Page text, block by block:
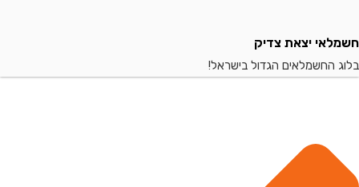
יצאת צדיק
הגדול בישראל!